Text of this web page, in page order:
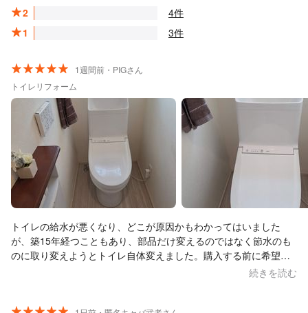
2
4件
1
3件
1週間前・PIGさん
トイレリフォーム
トイレの給水が悪くなり、どこが原因かもわかってはいました
が、築15年経つこともあり、部品だけ変えるのではなく節水のも
のに取り変えようとトイレ自体変えました。購入する前に希望す
る本体の品番と既存の品番、家のトイレの状態をお伝えすること
続きを読む